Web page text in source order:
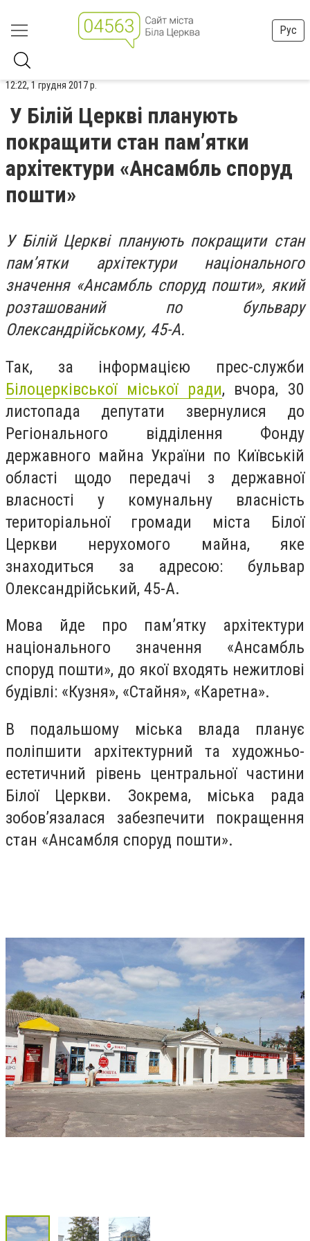
Рус
12:22, 1 грудня 2017 р.
У Білій Церкві планують
покращити стан пам’ятки
архітектури «Ансамбль споруд
пошти»
У Білій Церкві планують покращити стан
пам’ятки архітектури національного
значення «Ансамбль споруд пошти», який
розташований по бульвару
Олександрійському, 45-А.
Так, за інформацією прес-служби
Білоцерківської міської ради, вчора, 30
листопада депутати звернулися до
Регіонального відділення Фонду
державного майна України по Київській
області щодо передачі з державної
власності у комунальну власність
територіальної громади міста Білої
Церкви нерухомого майна, яке
знаходиться за адресою: бульвар
Олександрійський, 45-А.
Мова йде про пам’ятку архітектури
національного значення «Ансамбль
споруд пошти», до якої входять нежитлові
будівлі: «Кузня», «Стайня», «Каретна».
В подальшому міська влада планує
поліпшити архітектурний та художньо-
естетичний рівень центральної частини
Білої Церкви. Зокрема, міська рада
зобов’язалася забезпечити покращення
стан «Ансамбля споруд пошти».